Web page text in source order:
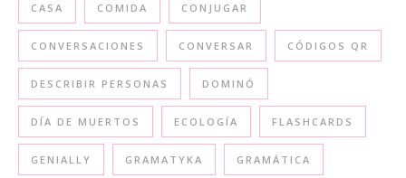
CASA COMIDA CONJUGAR
CONVERSACIONES CONVERSAR CÓDIGOS QR
DESCRIBIR PERSONAS DOMINÓ
DÍA DE MUERTOS ECOLOGÍA FLASHCARDS
GENIALLY GRAMATYKA GRAMÁTICA